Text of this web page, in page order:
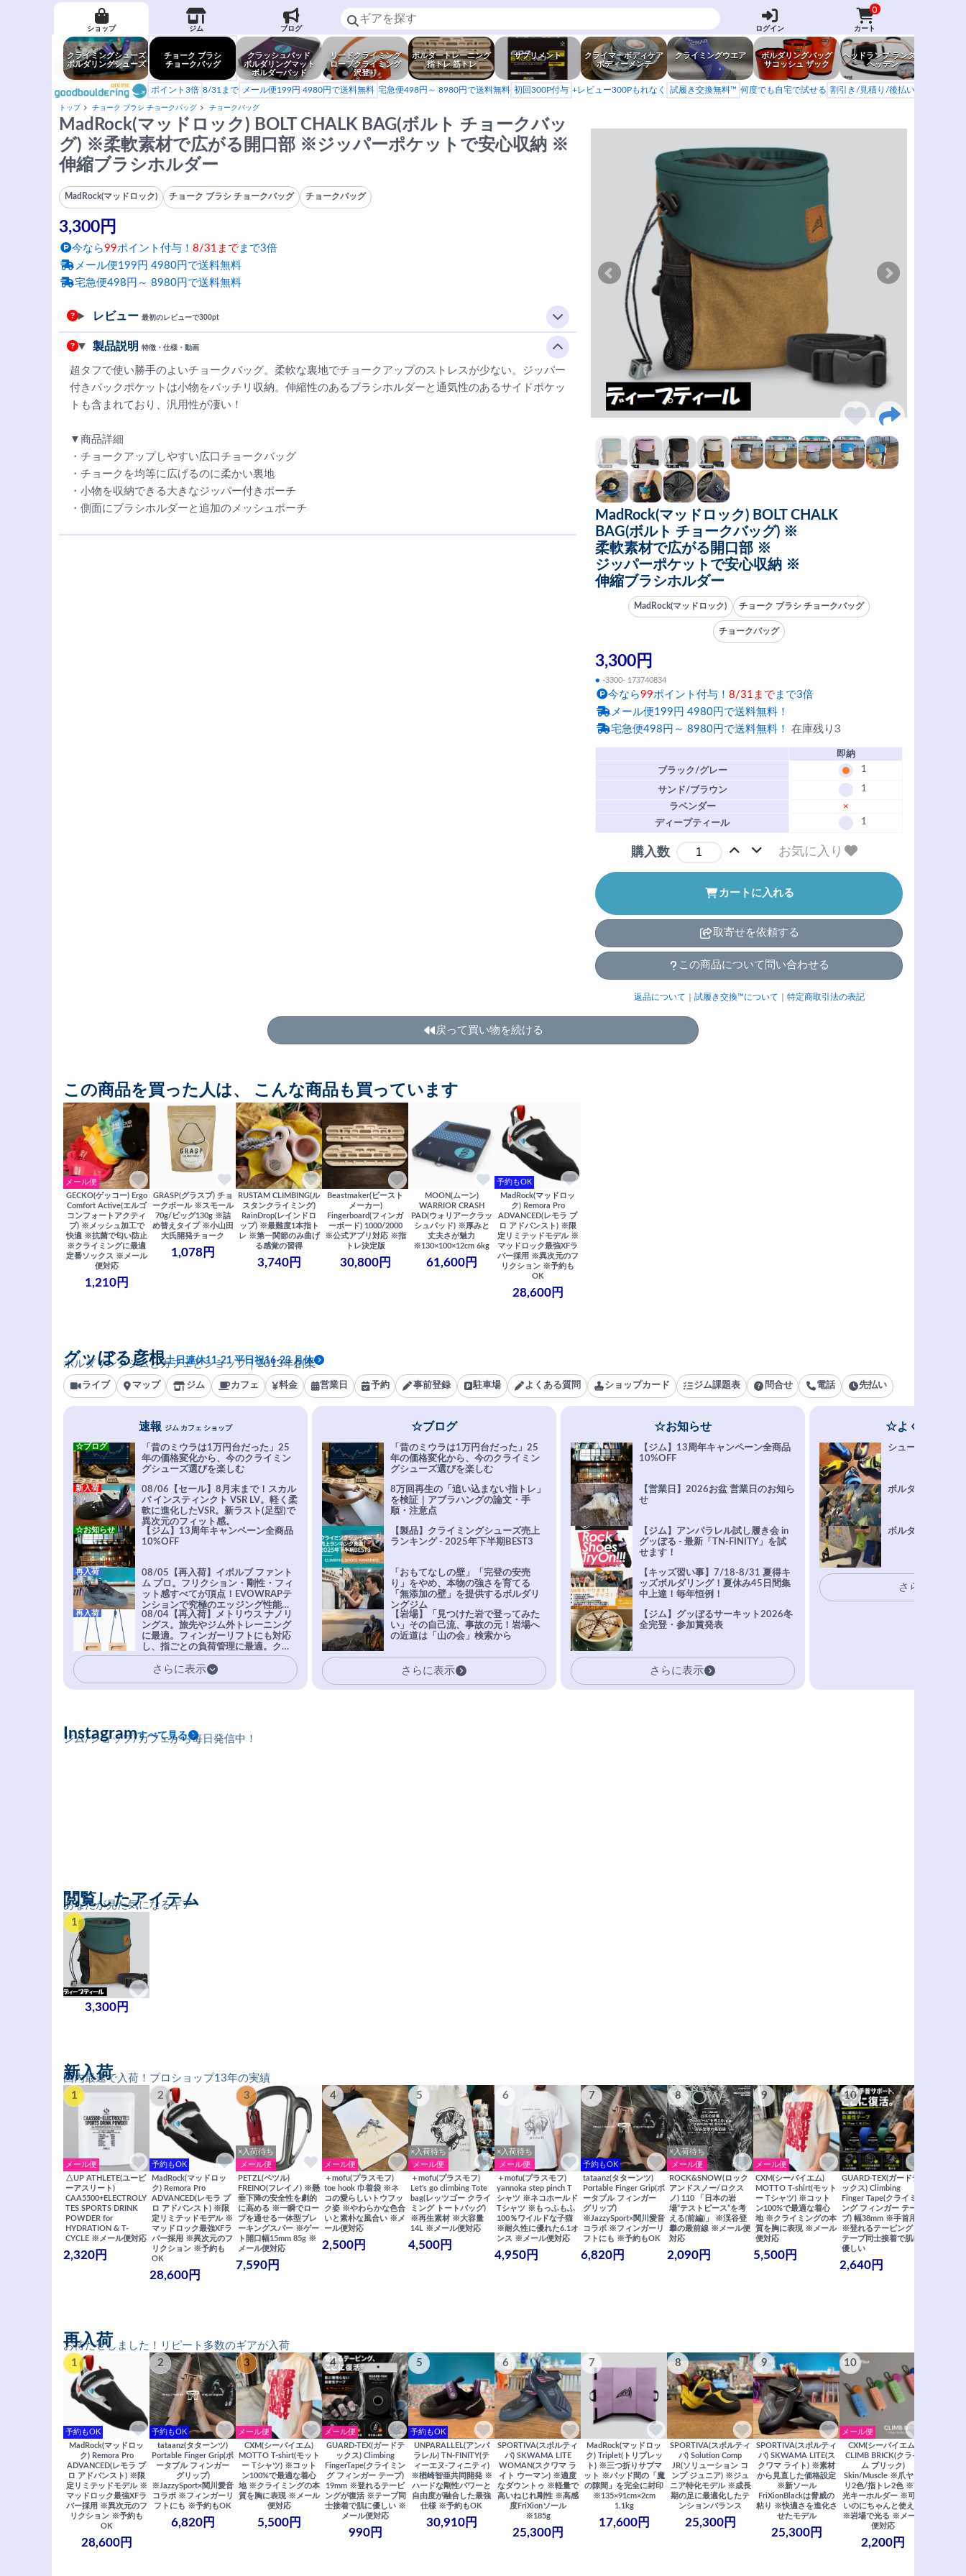
ショップ ジム ブログ ログイン
0
カート
クライミングシューズ
ボルダリングシューズ
チョーク ブラシ
チョークバッグ
クラッシュパッド
ボルダリングマット
ボルダーパッド
リードクライミング
ロープクライミング
沢登り
ボルダートレーニング
指トレ 筋トレ
サプリメント
クライマーボディケア
ボディーメンテ
クライミングウエア
ボルダリングバッグ
サコッシュ ザック
ヘッドランプ ランタン
ヘッデン
ポイント3倍 8/31まで メール便199円 4980円で送料無料 宅急便498円～ 8980円で送料無料 初回300P付与 +レビュー300Pもれなく 試履き交換無料™ 何度でも自宅で試せる 割引き/見積り/後払い
トップ チョーク ブラシ チョークバッグ チョークバッグ
MadRock(マッドロック) BOLT CHALK
BAG(ボルト チョークバッグ) ※
柔軟素材で広がる開口部 ※
ジッパーポケットで安心収納 ※
伸縮ブラシホルダー
MadRock(マッドロック) チョーク ブラシ チョークバッグ
チョークバッグ
3,300円
● -3300- 173740834
今なら99ポイント付与！ 8/31まで まで3倍
メール便199円 4980円で送料無料！
宅急便498円～ 8980円で送料無料！ 在庫残り3
即納
ブラック/グレー
1
サンド/ブラウン 1
ラベンダー
×
ディープティール
1
購入数 お気に入り
カートに入れる
取寄せを依頼する
この商品について問い合わせる
返品について 試履き交換™について 特定商取引法の表記
MadRock(マッドロック) BOLT CHALK BAG(ボルト チョークバッ
グ) ※柔軟素材で広がる開口部 ※ジッパーポケットで安心収納 ※
伸縮ブラシホルダー
MadRock(マッドロック) チョーク ブラシ チョークバッグ チョークバッグ
3,300円
今なら99ポイント付与！ 8/31まで まで3倍
メール便199円 4980円で送料無料
宅急便498円～ 8980円で送料無料
レビュー 最初のレビューで300pt
製品説明 特徴・仕様・動画
超タフで使い勝手のよいチョークバッグ。柔軟な裏地でチョークアップのストレスが少ない。ジッパー
付きバックポケットは小物をバッチリ収納。伸縮性のあるブラシホルダーと通気性のあるサイドポケッ
トも含まれており、汎用性が凄い！
▼商品詳細
・チョークアップしやすい広口チョークバッグ
・チョークを均等に広げるのに柔かい裏地
・小物を収納できる大きなジッパー付きポーチ
・側面にブラシホルダーと追加のメッシュポーチ
戻って買い物を続ける
この商品を買った人は、 こんな商品も買っています
メール便
GECKO(ゲッコー) Ergo
Comfort Active(エルゴ
コンフォートアクティ
ブ) ※メッシュ加工で
快適 ※抗菌で匂い防止
※クライミングに最適
定番ソックス ※メール
便対応
1,210円
GRASP(グラスプ) チョ
ークボール ※スモール
70g/ビッグ130g ※詰
め替えタイプ ※小山田
大氏開発チョーク
1,078円
RUSTAM CLIMBING(ル
スタンクライミング)
RainDrop(レインドロ
ップ) ※最難度1本指ト
レ ※第一関節のみ曲げ
る感覚の習得
3,740円
Beastmaker(ビースト
メーカー)
Fingerboard(フィンガ
ーボード) 1000/2000
※公式アプリ対応 ※指
トレ決定版
30,800円
MOON(ムーン)
WARRIOR CRASH
PAD(ウォリアークラッ
シュパッド) ※厚みと
丈夫さが魅力
※130×100×12cm 6kg
61,600円
予約もOK
MadRock(マッドロッ
ク) Remora Pro
ADVANCED(レモラ プ
ロ アドバンスト) ※限
定リミテッドモデル ※
マッドロック最強XFラ
バー採用 ※異次元のフ
リクション ※予約も
OK
28,600円
ボルダリングジムとカフェとショップ｜2013年創業
グッぼる彦根土日連休11-21 平日祝16-23 月休
ライブ マップ ジム カフェ 料金 営業日 予約 事前登録 駐車場 よくある質問 ショップカード ジム課題表 問合せ 電話 先払い
速報 ジム カフェ ショップ
「昔のミウラは1万円台だった」25
年の価格変化から、今のクライミン
グシューズ選びを楽しむ
☆ブログ
08/06【セール】8月末まで！スカル
パ インスティンクト VSR LV。軽く柔
軟に進化したVSR。新ラスト(足型)で
異次元のフィット感。
新入荷
【ジム】13周年キャンペーン全商品
10%OFF
☆お知らせ
08/05【再入荷】イボルブ ファント
ム プロ。フリクション・剛性・フィ
ット感すべてが頂点！EVOWRAPテ
ンションで究極のエッジング性能を
実現。進化系ラバーEvo-74はTRAX
を凌駕する粘着力で極小ホールドに
安心感。
再入荷
08/04【再入荷】メトリウス ナノリ
ングス。旅先やジム外トレーニング
に最適。フィンガーリフトにも対応
し、指ごとの負荷管理に最適。クラ
イマーの指を本気で鍛えるギア。
再入荷
さらに表示
☆ブログ
「昔のミウラは1万円台だった」25
年の価格変化から、今のクライミン
グシューズ選びを楽しむ
8万回再生の「追い込まない指トレ」
を検証｜アブラハングの論文・手
順・注意点
【製品】クライミングシューズ売上
ランキング - 2025年下半期BEST3
「おもてなしの壁」「完登の安売
り」をやめ、本物の強さを育てる
「無添加の壁」を提供するボルダリ
ングジム
【岩場】「見つけた岩で登ってみた
い」その自己流、事故の元！岩場へ
の近道は「山の会」検索から
さらに表示
☆お知らせ
【ジム】13周年キャンペーン全商品
10%OFF
【営業日】2026お盆 営業日のお知ら
せ
【ジム】アンパラレル試し履き会 in
グッぼる - 最新「TN-FINITY」を試
せます！
【キッズ習い事】7/18-8/31 夏得キ
ッズボルダリング！夏休み45日間集
中上達！毎年恒例！
【ジム】グッぼるサーキット2026冬
全完登・参加賞発表
さらに表示
☆よくある質
シューズ選びFAQ
ボルダリング上達
ボルダリングトレ
さらに表示
ジム/ショップ/カフェから毎日発信中！
Instagramすべて見る
あなたが見た気になるギア
閲覧したアイテム
1
3,300円
国内最速で入荷！プロショップ13年の実績
新入荷
1
メール便
△UP ATHLETE(ユーピ
ーアスリート)
CAA5500+ELECTROLY
TES SPORTS DRINK
POWDER for
HYDRATION & T-
CYCLE ※メール便対応
2,320円
2
予約もOK
MadRock(マッドロッ
ク) Remora Pro
ADVANCED(レモラ プ
ロ アドバンスト) ※限
定リミテッドモデル ※
マッドロック最強XFラ
バー採用 ※異次元のフ
リクション ※予約も
OK
28,600円
3
×入荷待ち
メール便
PETZL(ペツル)
FREINO(フレイノ) ※懸
垂下降の安全性を劇的
に高める ※一瞬でロー
プを通せる一体型ブレ
ーキングスパー ※ゲー
ト開口幅15mm 85g ※
メール便対応
7,590円
4
メール便
＋mofu(プラスモフ)
toe hook 巾着袋 ※ネ
コの愛らしいトウフッ
ク姿 ※やわらかな色合
いと素朴な風合い ※メ
ール便対応
2,500円
5
×入荷待ち
メール便
＋mofu(プラスモフ)
Let's go climbing Tote
bag(レッツゴー クライ
ミング トートバッグ)
※再生素材 ※大容量
14L ※メール便対応
4,500円
6
×入荷待ち
メール便
＋mofu(プラスモフ)
yannoka step pinch T
シャツ ※ネコホールド
Tシャツ ※もっふもふ
100％ワイルドな子猫
※耐久性に優れた6.1オ
ンス ※メール便対応
4,950円
7
予約もOK
tataanz(タターンツ)
Portable Finger Grip(ポ
ータブル フィンガー
グリップ)
※JazzySport×関川愛音
コラボ ※フィンガーリ
フトにも ※予約もOK
6,820円
8
×入荷待ち
メール便
ROCK&SNOW(ロック
アンドスノー/ロクス
ノ) 110 「日本の岩
場“テストピース”を考
える(前編)」 ※渓谷登
攀の最前線 ※メール便
対応
2,090円
9
メール便
CXM(シーバイエム)
MOTTO T-shirt(モット
ー Tシャツ) ※コット
ン100%で最適な着心
地 ※クライミングの本
質を胸に表現 ※メール
便対応
5,500円
10
GUARD-TEX(ガードテ
ックス) Climbing
Finger Tape(クライミ
ング フィンガー テー
プ) 幅38mm ※手首用
※登れるテーピング ※
テープ同士接着で肌に
優しい
2,640円
お待たせしました！リピート多数のギアが入荷
再入荷
1
予約もOK
MadRock(マッドロッ
ク) Remora Pro
ADVANCED(レモラ プ
ロ アドバンスト) ※限
定リミテッドモデル ※
マッドロック最強XFラ
バー採用 ※異次元のフ
リクション ※予約も
OK
28,600円
2
予約もOK
tataanz(タターンツ)
Portable Finger Grip(ポ
ータブル フィンガー
グリップ)
※JazzySport×関川愛音
コラボ ※フィンガーリ
フトにも ※予約もOK
6,820円
3
メール便
CXM(シーバイエム)
MOTTO T-shirt(モット
ー Tシャツ) ※コット
ン100%で最適な着心
地 ※クライミングの本
質を胸に表現 ※メール
便対応
5,500円
4
メール便
GUARD-TEX(ガードテ
ックス) Climbing
FingerTape(クライミン
グ フィンガー テープ)
19mm ※登れるテーピ
ングが復活 ※テープ同
士接着で肌に優しい ※
メール便対応
990円
5
予約もOK
UNPARALLEL(アンパ
ラレル) TN-FINITY(テ
ィーエヌ-フィニティ)
※楢崎智亜共同開発 ※
ハードな剛性パワーと
自由度が融合した最強
仕様 ※予約もOK
30,910円
6
SPORTIVA(スポルティ
バ) SKWAMA LITE
WOMAN(スクワマ ラ
イト ウーマン) ※適度
なダウントゥ ※軽量で
高いねじれ剛性 ※高感
度FriXionソール
※185g
25,300円
7
MadRock(マッドロッ
ク) Triplet(トリプレッ
ト) ※三つ折りサブマ
ット ※パッド間の「魔
の隙間」を完全に封印
※135×91cm×2cm
1.1kg
17,600円
8
SPORTIVA(スポルティ
バ) Solution Comp
JR(ソリューション コ
ンプ ジュニア) ※ジュ
ニア特化モデル ※成長
期の足に最適化したテ
ンションバランス
25,300円
9
SPORTIVA(スポルティ
バ) SKWAMA LITE(ス
クワマ ライト) ※素材
から見直した価格設定
※新ソール
FriXionBlackは脅威の
粘り ※快適さを進化さ
せたモデル
25,300円
10
メール便
CXM(シーバイエム)
CLIMB BRICK(クライ
ム ブリック)
Skin/Muscle ※爪ヤス
リ2色/指トレ2色 ※蓄
光キーホルダー ※可愛
いのにちゃんと使える
※岩場で光る ※メール
便対応
2,200円